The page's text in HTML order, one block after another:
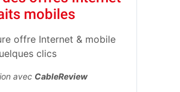
mobiles
offre Internet & mobile
clics
avec CableReview